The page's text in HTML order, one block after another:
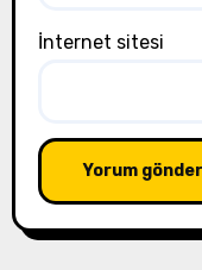
İnternet sitesi